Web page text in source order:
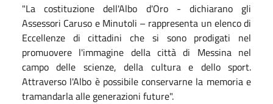
"La costituzione dell'Albo d'Oro - dichiarano gli
Assessori Caruso e Minutoli – rappresenta un elenco di
Eccellenze di cittadini che si sono prodigati nel
promuovere l'immagine della città di Messina nel
campo delle scienze, della cultura e dello sport.
Attraverso l'Albo è possibile conservarne la memoria e
tramandarla alle generazioni future".